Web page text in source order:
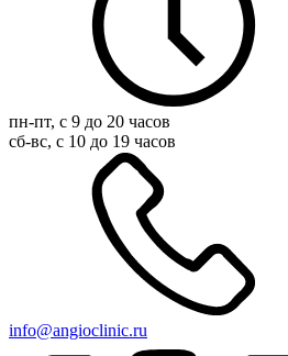
пн-пт, с 9 до 20 часов
сб-вс, с 10 до 19 часов
info@angioclinic.ru